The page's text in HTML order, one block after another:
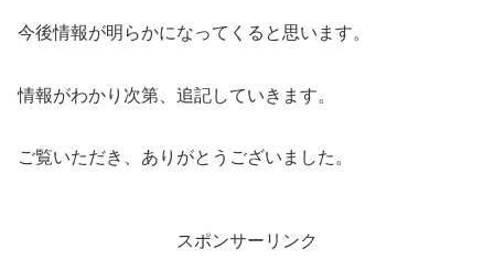
今後情報が明らかになってくると思います。
情報がわかり次第、追記していきます。
ご覧いただき、ありがとうございました。
スポンサーリンク